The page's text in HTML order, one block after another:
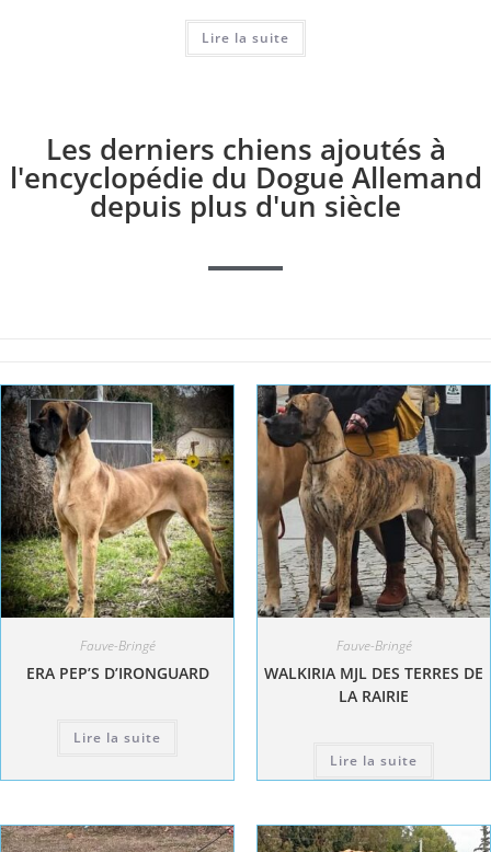
Lire la suite
Les derniers chiens ajoutés à
l'encyclopédie du Dogue Allemand
depuis plus d'un siècle
Fauve-Bringé
ERA PEP’S D’IRONGUARD
Lire la suite
Fauve-Bringé
WALKIRIA MJL DES TERRES DE
LA RAIRIE
Lire la suite